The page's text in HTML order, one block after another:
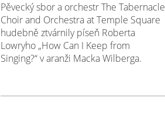
Pěvecký sbor a orchestr The Tabernacle
Choir and Orchestra at Temple Square
hudebně ztvárnily píseň Roberta
Lowryho „How Can I Keep from
Singing?“ v aranži Macka Wilberga.